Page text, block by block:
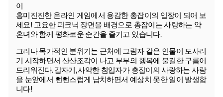
이
흥미진진한 온라인 게임에서 용감한 총잡이의 입장이 되어 보
세요! 고요한 피크닉 장면을 배경으로 총잡이는 사랑하는 약
혼녀와 함께 평화로운 순간을 즐기고 있습니다.
그러나 목가적인 분위기는 근처에 그림자 같은 인물이 도사리
기 시작하면서 산산조각이 나고 부부의 행복에 불길한 구름이
드리워진다. 갑자기, 사악한 침입자가 총잡이의 사랑하는 사람
을 눈앞에서 뻔뻔스럽게 납치하면서 예상치 못한 일이 발생합
니다!